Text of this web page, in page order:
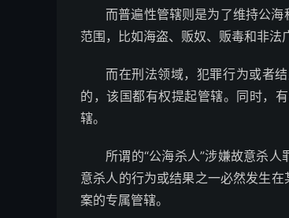
而普遍性管辖则是为了维持公
范围，比如海盗、贩奴、贩毒和非法
而在刑法领域，犯罪行为或者
的，该国都有权提起管辖。同时，
辖。
所谓的“公海杀人”涉嫌故意杀
意杀人的行为或结果之一必然发生
案的专属管辖。